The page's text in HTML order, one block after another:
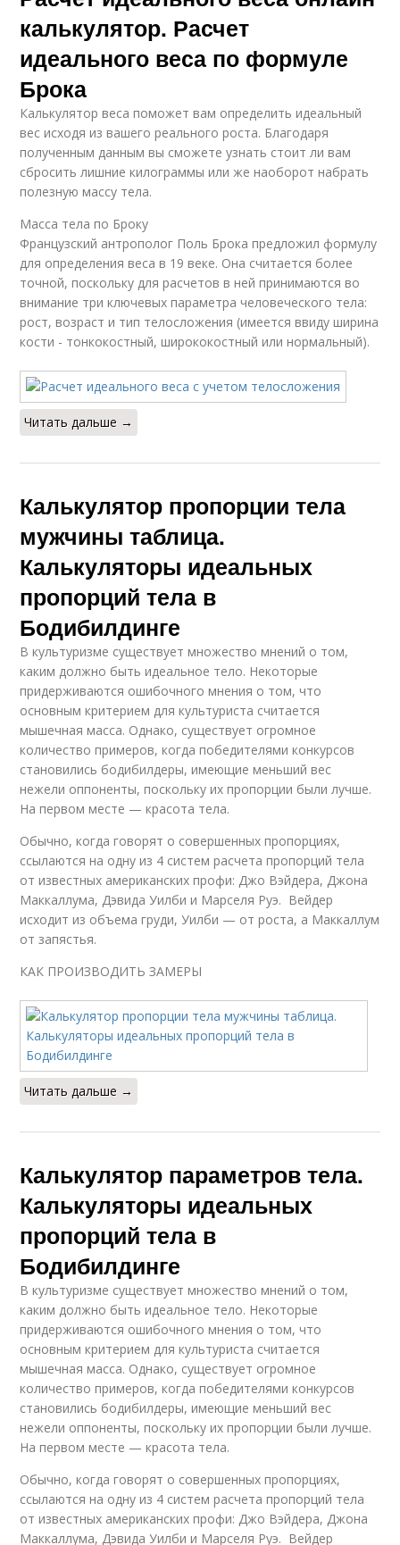
калькулятор. Расчет
идеального веса по формуле
Брока
Калькулятор веса поможет вам определить идеальный
вес исходя из вашего реального роста. Благодаря
полученным данным вы сможете узнать стоит ли вам
сбросить лишние килограммы или же наоборот набрать
полезную массу тела.
Масса тела по Броку
Французский антрополог Поль Брока предложил формулу
для определения веса в 19 веке. Она считается более
точной, поскольку для расчетов в ней принимаются во
внимание три ключевых параметра человеческого тела:
рост, возраст и тип телосложения (имеется ввиду ширина
кости - тонкокостный, ширококостный или нормальный).
Читать дальше →
Калькулятор пропорции тела
мужчины таблица.
Калькуляторы идеальных
пропорций тела в
Бодибилдинге
В культуризме существует множество мнений о том,
каким должно быть идеальное тело. Некоторые
придерживаются ошибочного мнения о том, что
основным критерием для культуриста считается
мышечная масса. Однако, существует огромное
количество примеров, когда победителями конкурсов
становились бодибилдеры, имеющие меньший вес
нежели оппоненты, поскольку их пропорции были лучше.
На первом месте — красота тела.
Обычно, когда говорят о совершенных пропорциях,
ссылаются на одну из 4 систем расчета пропорций тела
от известных американских профи: Джо Вэйдера, Джона
Маккаллума, Дэвида Уилби и Марселя Руэ. Вейдер
исходит из объема груди, Уилби — от роста, а Маккаллум
от запястья.
КАК ПРОИЗВОДИТЬ ЗАМЕРЫ
Читать дальше →
Калькулятор параметров тела.
Калькуляторы идеальных
пропорций тела в
Бодибилдинге
В культуризме существует множество мнений о том,
каким должно быть идеальное тело. Некоторые
придерживаются ошибочного мнения о том, что
основным критерием для культуриста считается
мышечная масса. Однако, существует огромное
количество примеров, когда победителями конкурсов
становились бодибилдеры, имеющие меньший вес
нежели оппоненты, поскольку их пропорции были лучше.
На первом месте — красота тела.
Обычно, когда говорят о совершенных пропорциях,
ссылаются на одну из 4 систем расчета пропорций тела
от известных американских профи: Джо Вэйдера, Джона
Маккаллума, Дэвида Уилби и Марселя Руэ. Вейдер